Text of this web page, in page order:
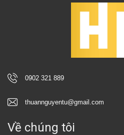
0902 321 889
thuannguyentu@gmail.com
Về chúng tôi